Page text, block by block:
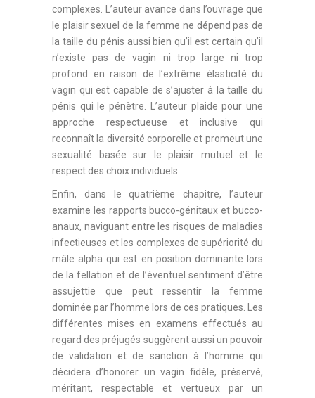
complexes. L’auteur avance dans l’ouvrage que
le plaisir sexuel de la femme ne dépend pas de
la taille du pénis aussi bien qu’il est certain qu’il
n’existe pas de vagin ni trop large ni trop
profond en raison de l’extrême élasticité du
vagin qui est capable de s’ajuster à la taille du
pénis qui le pénètre. L’auteur plaide pour une
approche respectueuse et inclusive qui
reconnaît la diversité corporelle et promeut une
sexualité basée sur le plaisir mutuel et le
respect des choix individuels.
Enfin, dans le quatrième chapitre, l’auteur
examine les rapports bucco-génitaux et bucco-
anaux, naviguant entre les risques de maladies
infectieuses et les complexes de supériorité du
mâle alpha qui est en position dominante lors
de la fellation et de l’éventuel sentiment d’être
assujettie que peut ressentir la femme
dominée par l’homme lors de ces pratiques. Les
différentes mises en examens effectués au
regard des préjugés suggèrent aussi un pouvoir
de validation et de sanction à l’homme qui
décidera d’honorer un vagin fidèle, préservé,
méritant, respectable et vertueux par un